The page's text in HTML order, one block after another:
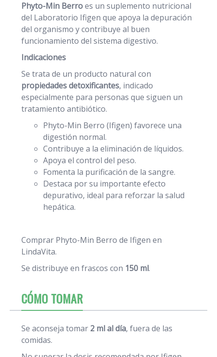
Phyto-Min Berroes un suplemento nutricional
del Laboratorio Ifigen que apoya la depuración
del organismo y contribuye al buen
funcionamiento del sistema digestivo.
Indicaciones
Se trata de un producto natural con
propiedades detoxificantes, indicado
especialmente para personas que siguen un
tratamiento antibiótico.
Phyto-Min Berro (Ifigen) favorece una
digestión normal.
Contribuye a la eliminación de líquidos.
Apoya el control del peso.
Fomenta la purificación de la sangre.
Destaca por su importante efecto
depurativo, ideal para reforzar la salud
hepática.
Comprar Phyto-Min Berro de Ifigen en
LindaVita.
Se distribuye en frascos con 150 ml.
CÓMO TOMAR
Se aconseja tomar 2 ml al día, fuera de las
comidas.